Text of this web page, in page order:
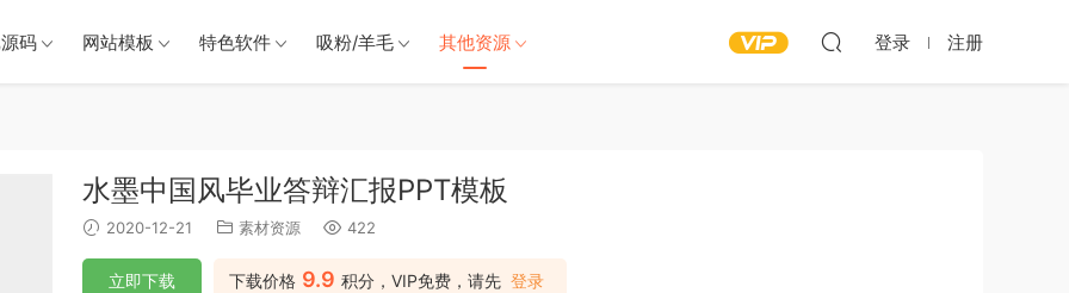
码 网站模板 特色软件 吸粉/羊毛 其他资源 登录 注册
水墨中国风毕业答辩汇报PPT模板
2020-12-21 素材资源 422
下载价格 9.9 积分，VIP免费，请先 登录
立即下载